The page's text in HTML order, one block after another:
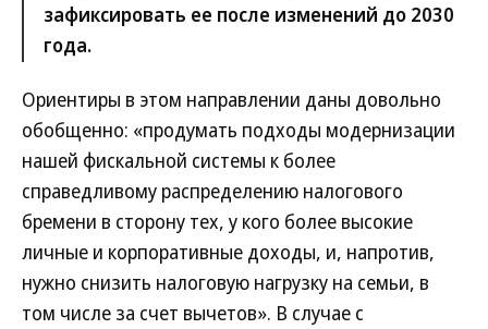
зафиксировать ее после изменений до 2030
года.
Ориентиры в этом направлении даны довольно
обобщенно: «продумать подходы модернизации
нашей фискальной системы к более
справедливому распределению налогового
бремени в сторону тех, у кого более высокие
личные и корпоративные доходы, и, напротив,
нужно снизить налоговую нагрузку на семьи, в
том числе за счет вычетов». В случае с